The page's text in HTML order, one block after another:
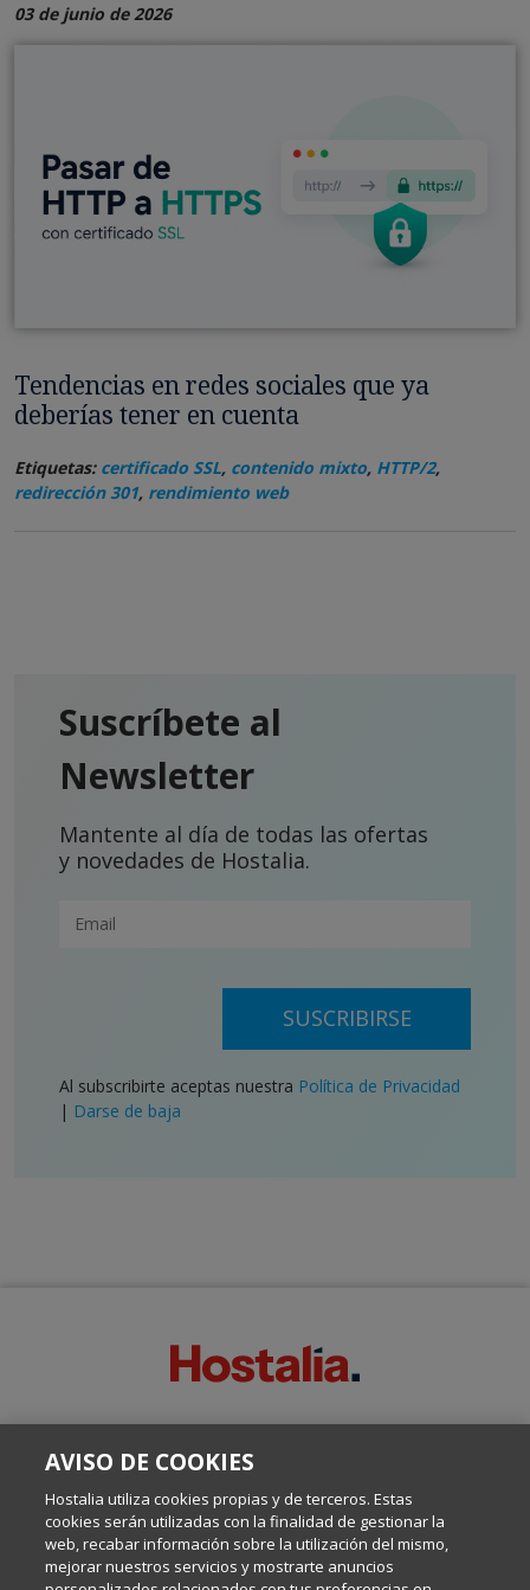
03 de junio de 2026
Tendencias en redes sociales que ya
deberías tener en cuenta
Etiquetas: certificado SSL, contenido mixto, HTTP/2,
redirección 301, rendimiento web
Suscríbete al
Newsletter
Mantente al día de todas las ofertas
y novedades de Hostalia.
SUSCRIBIRSE
Al subscribirte aceptas nuestra Política de Privacidad
| Darse de baja
Escrito por el equipo de Comunicación de Hostalia, dirigido por
Internet y Tecnología.
Política de privacidad
AVISO DE COOKIES
Hostalia utiliza cookies propias y de terceros. Estas
cookies serán utilizadas con la finalidad de gestionar la
web, recabar información sobre la utilización del mismo,
mejorar nuestros servicios y mostrarte anuncios